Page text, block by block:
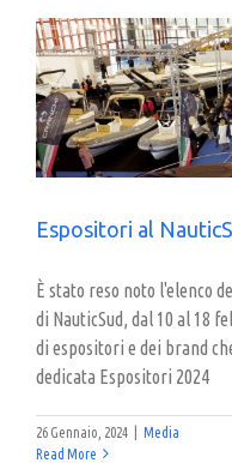
Espositori al
È stato reso noto l'elenco
di NauticSud, dal 10 al 18
di espositori e dei brand
dedicata Espositori 2024
26 Gennaio, 2024
Media
Read More